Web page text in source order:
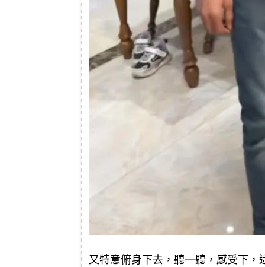
又特意俯身下去，聽一聽，感受下，